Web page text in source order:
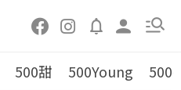
500甜 500Young 500